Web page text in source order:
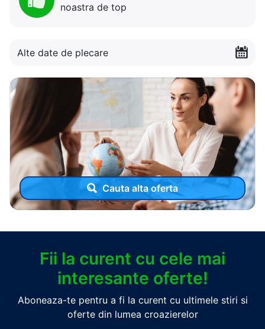
noastra de top
Alte date de plecare
Cauta alta oferta
Fii la curent cu cele mai
interesante oferte!
Aboneaza-te pentru a fi la curent cu ultimele stiri si
oferte din lumea croazierelor